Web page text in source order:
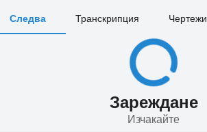
Следва Транскрипция Чертежи
Зареждане
Изчакайте